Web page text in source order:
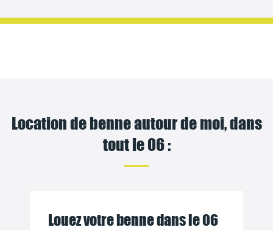
Location de benne autour de moi, dans
tout le 06 :
Louez votre benne dans le 06